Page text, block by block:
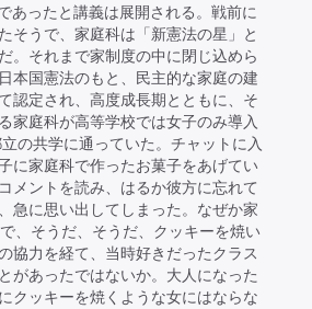
あったと講義は展開される。戦前に
そうで、家庭科は「新憲法の星」と
。それまで家制度の中に閉じ込めら
本国憲法のもと、民主的な家庭の建
認定され、高度成長期とともに、そ
家庭科が高等学校では女子のみ導入
の共学に通っていた。チャットに入
に家庭科で作ったお菓子をあげてい
メントを読み、はるか彼方に忘れて
急に思い出してしまった。なぜか家
、そうだ、そうだ、クッキーを焼い
協力を経て、当時好きだったクラス
があったではないか。大人になった
クッキーを焼くような女にはならな